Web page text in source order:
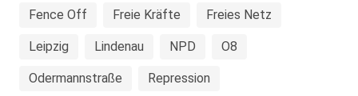
Fence Off Freie Kräfte Freies Netz
Leipzig Lindenau NPD O8
Odermannstraße Repression